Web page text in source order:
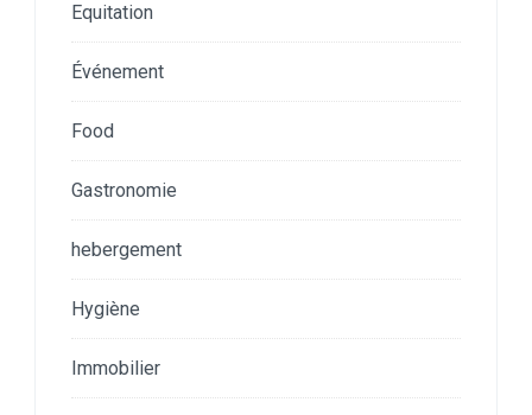
Equitation
Événement
Food
Gastronomie
hebergement
Hygiène
Immobilier